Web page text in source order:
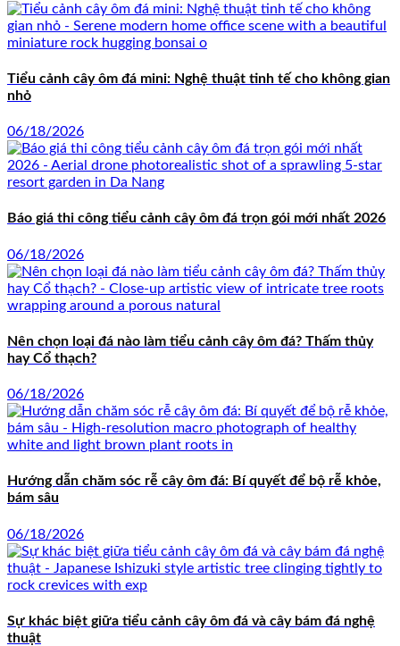
Tiểu cảnh cây ôm đá mini: Nghệ thuật tinh tế cho không gian
nhỏ
06/18/2026
Báo giá thi công tiểu cảnh cây ôm đá trọn gói mới nhất 2026
06/18/2026
Nên chọn loại đá nào làm tiểu cảnh cây ôm đá? Thấm thủy
hay Cổ thạch?
06/18/2026
Hướng dẫn chăm sóc rễ cây ôm đá: Bí quyết để bộ rễ khỏe,
bám sâu
06/18/2026
Sự khác biệt giữa tiểu cảnh cây ôm đá và cây bám đá nghệ
thuật